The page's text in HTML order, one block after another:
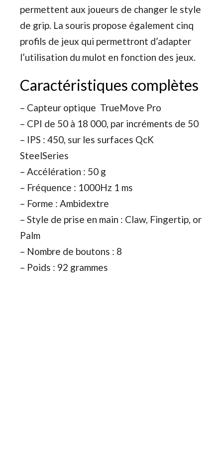
permettent aux joueurs de changer le style
de grip. La souris propose également cinq
profils de jeux qui permettront d’adapter
l’utilisation du mulot en fonction des jeux.
Caractéristiques complètes
– Capteur optique TrueMove Pro
– CPI de 50 à 18 000, par incréments de 50
– IPS : 450, sur les surfaces QcK
SteelSeries
– Accélération : 50 g
– Fréquence : 1000Hz 1 ms
– Forme : Ambidextre
– Style de prise en main : Claw, Fingertip, or
Palm
– Nombre de boutons : 8
– Poids : 92 grammes